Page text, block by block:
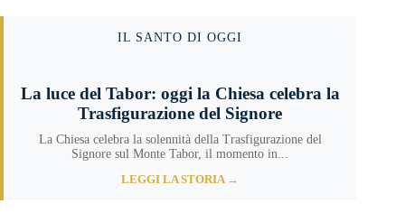
IL SANTO DI OGGI
La luce del Tabor: oggi la Chiesa celebra la
Trasfigurazione del Signore
La Chiesa celebra la solennità della Trasfigurazione del
Signore sul Monte Tabor, il momento in...
LEGGI LA STORIA →